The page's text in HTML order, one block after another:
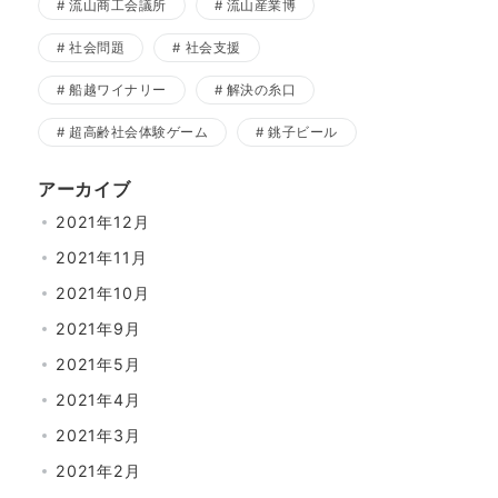
流山商工会議所 流山産業博
社会問題 社会支援
船越ワイナリー 解決の糸口
超高齢社会体験ゲーム 銚子ビール
アーカイブ
2021年12月
2021年11月
2021年10月
2021年9月
2021年5月
2021年4月
2021年3月
2021年2月